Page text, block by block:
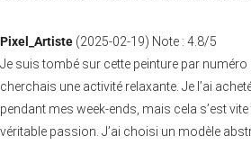
Pixel_Artiste (2025-02-19) Note : 4.8/5
Je suis tombé sur cette peinture par
cherchais une activité relaxante. Je l’ai
pendant mes week-ends, mais cela s’est
véritable passion. J’ai choisi un modèle